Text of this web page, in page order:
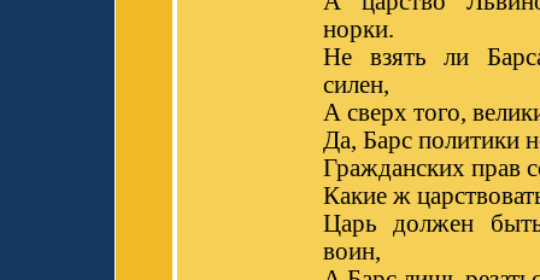
норки.
Не взять ли
силен,
А сверх того,
Да, Барс политики
Гражданских прав
Какие ж
Царь должен
воин,